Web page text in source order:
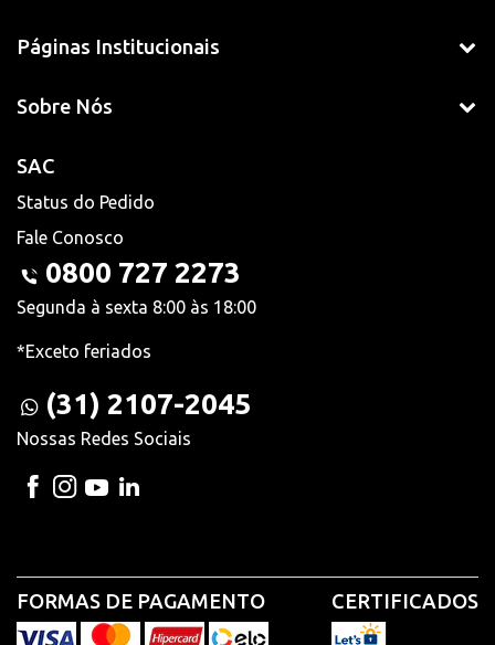
Páginas Institucionais
Sobre Nós
SAC
Status do Pedido
Fale Conosco
0800 727 2273
Segunda à sexta 8:00 às 18:00
*Exceto feriados
(31) 2107-2045
Nossas Redes Sociais
FORMAS DE PAGAMENTO CERTIFICADOS